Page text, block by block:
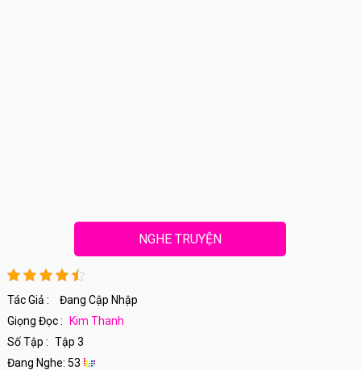
NGHE TRUYỆN
Tác Giả :
Đang Cập Nhập
Giọng Đọc :
Kim Thanh
Số Tập : Tập 3
Đang Nghe: 53